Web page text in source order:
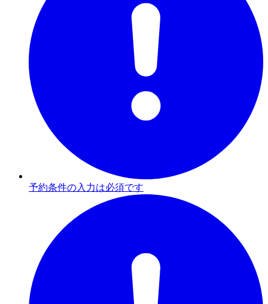
予約条件の入力は必須です